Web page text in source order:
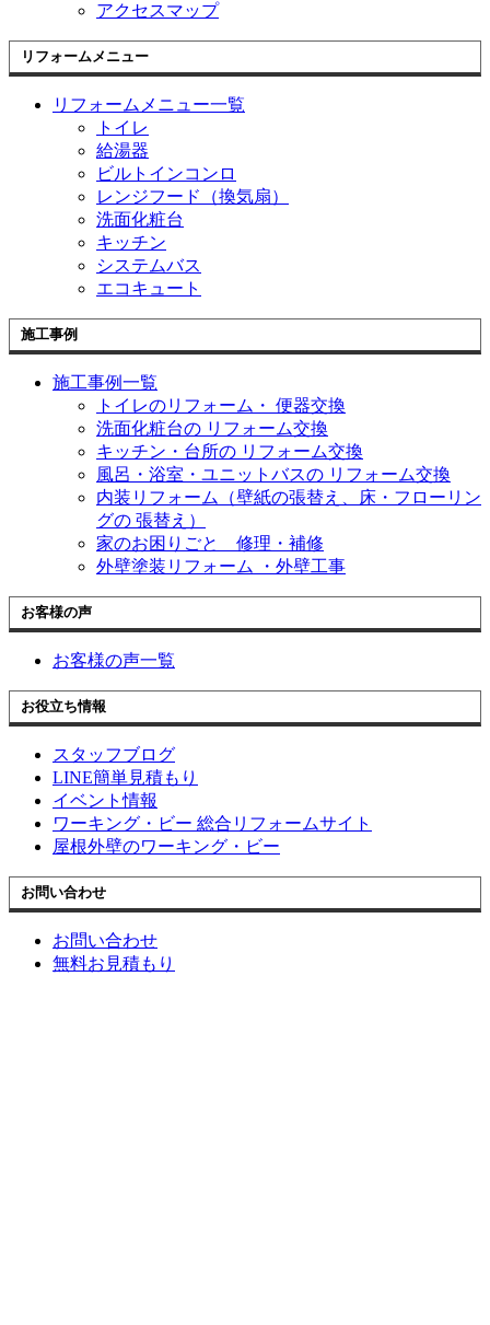
アクセスマップ
リフォームメニュー
リフォームメニュー一覧
トイレ
給湯器
ビルトインコンロ
レンジフード（換気扇）
洗面化粧台
キッチン
システムバス
エコキュート
施工事例
施工事例一覧
トイレのリフォーム・ 便器交換
洗面化粧台の リフォーム交換
キッチン・台所の リフォーム交換
風呂・浴室・ユニットバスの リフォーム交換
内装リフォーム（壁紙の張替え、床・フローリン
グの 張替え）
家のお困りごと 修理・補修
外壁塗装リフォーム ・外壁工事
お客様の声
お客様の声一覧
お役立ち情報
スタッフブログ
LINE簡単見積もり
イベント情報
ワーキング・ビー 総合リフォームサイト
屋根外壁のワーキング・ビー
お問い合わせ
お問い合わせ
無料お見積もり